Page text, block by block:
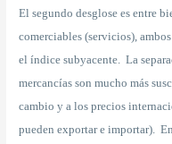
El segundo desglose es entre
comerciables (servicios),
el índice subyacente. La
mercancías son mucho más
cambio y a los precios
pueden exportar e importar).